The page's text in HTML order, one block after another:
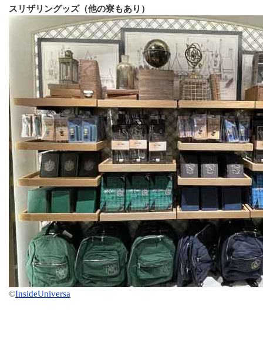
スリザリングッズ（他の寮もあり）
©InsideUniversa